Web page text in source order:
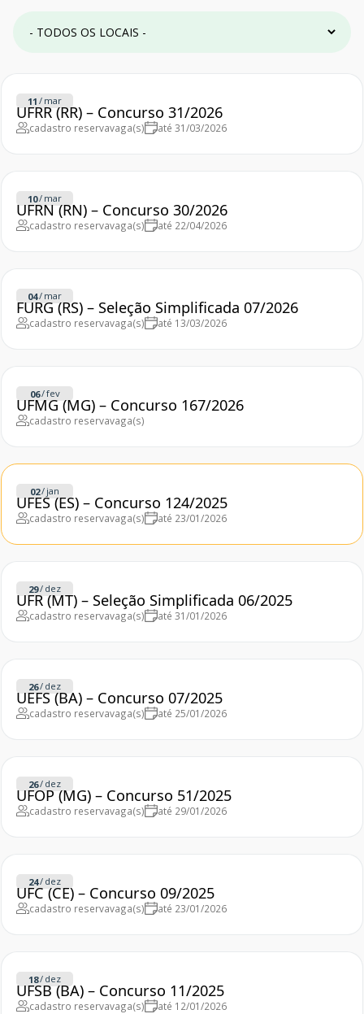
11 / mar
UFRR (RR) – Concurso 31/2026
cadastro reservavaga(s) até 31/03/2026
10/ mar
UFRN (RN) – Concurso 30/2026
cadastro reservavaga(s) até 22/04/2026
04/ mar
FURG (RS) – Seleção Simplificada 07/2026
cadastro reservavaga(s) até 13/03/2026
06/fev
UFMG (MG) – Concurso 167/2026
cadastro reservavaga(s)
02/ jan
UFES (ES) – Concurso 124/2025
cadastro reservavaga(s) até 23/01/2026
29/ dez
UFR (MT) – Seleção Simplificada 06/2025
cadastro reservavaga(s) até 31/01/2026
26/ dez
UEFS (BA) – Concurso 07/2025
cadastro reservavaga(s) até 25/01/2026
26/ dez
UFOP (MG) – Concurso 51/2025
cadastro reservavaga(s) até 29/01/2026
24/ dez
UFC (CE) – Concurso 09/2025
cadastro reservavaga(s) até 23/01/2026
18/ dez
UFSB (BA) – Concurso 11/2025
cadastro reservavaga(s) até 12/01/2026